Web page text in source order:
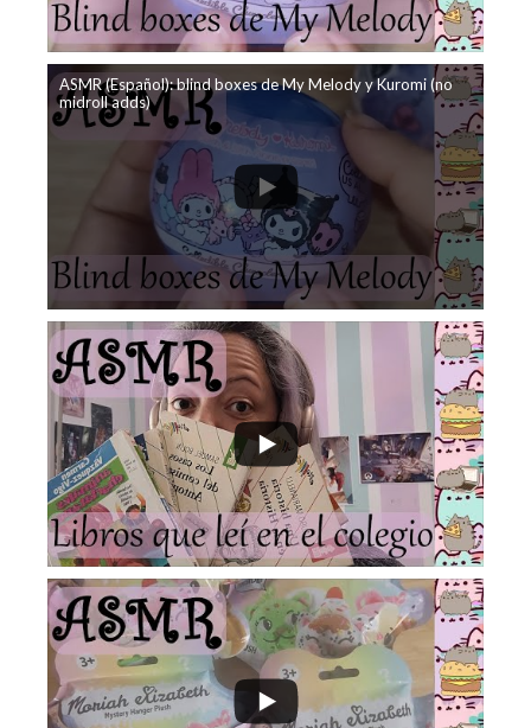
ASMR (Español): blind boxes de My Melody y Kuromi (no
midroll adds)